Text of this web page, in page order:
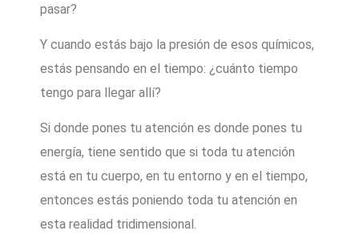
pasar?
Y cuando estás bajo la presión de esos químicos,
estás pensando en el tiempo: ¿cuánto tiempo
tengo para llegar allí?
Si donde pones tu atención es donde pones tu
energía, tiene sentido que si toda tu atención
está en tu cuerpo, en tu entorno y en el tiempo,
entonces estás poniendo toda tu atención en
esta realidad tridimensional.